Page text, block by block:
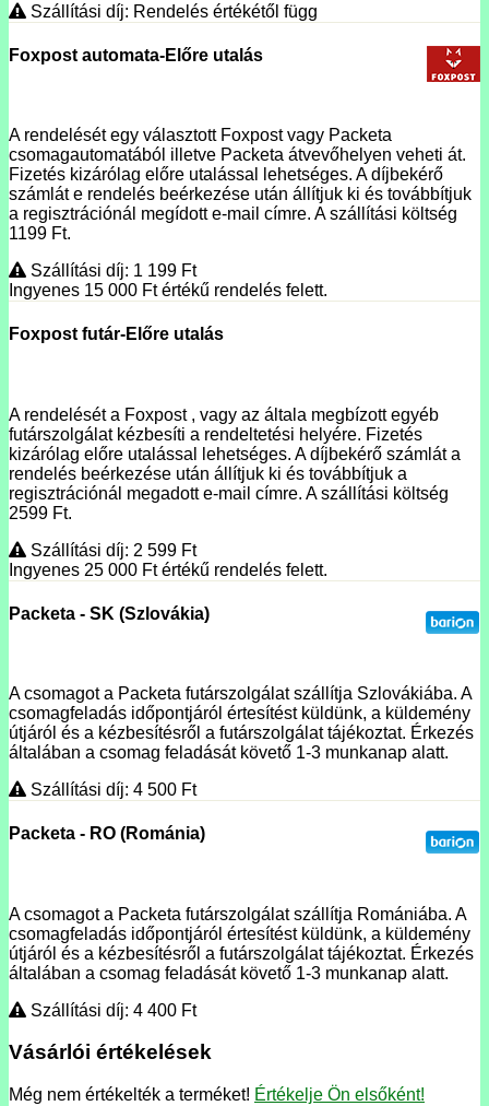
Szállítási díj: Rendelés értékétől függ
Foxpost automata-Előre utalás
A rendelését egy választott Foxpost vagy Packeta
csomagautomatából illetve Packeta átvevőhelyen veheti át.
Fizetés kizárólag előre utalással lehetséges. A díjbekérő
számlát e rendelés beérkezése után állítjuk ki és továbbítjuk
a regisztrációnál megídott e-mail címre. A szállítási költség
1199 Ft.
Szállítási díj: 1 199 Ft
Ingyenes 15 000 Ftértékű rendelés felett.
Foxpost futár-Előre utalás
A rendelését a Foxpost , vagy az általa megbízott egyéb
futárszolgálat kézbesíti a rendeltetési helyére. Fizetés
kizárólag előre utalással lehetséges. A díjbekérő számlát a
rendelés beérkezése után állítjuk ki és továbbítjuk a
regisztrációnál megadott e-mail címre. A szállítási költség
2599 Ft.
Szállítási díj: 2 599 Ft
Ingyenes 25 000 Ftértékű rendelés felett.
Packeta - SK (Szlovákia)
A csomagot a Packeta futárszolgálat szállítja Szlovákiába. A
csomagfeladás időpontjáról értesítést küldünk, a küldemény
útjáról és a kézbesítésről a futárszolgálat tájékoztat. Érkezés
általában a csomag feladását követő 1-3 munkanap alatt.
Szállítási díj: 4 500 Ft
Packeta - RO (Románia)
A csomagot a Packeta futárszolgálat szállítja Romániába. A
csomagfeladás időpontjáról értesítést küldünk, a küldemény
útjáról és a kézbesítésről a futárszolgálat tájékoztat. Érkezés
általában a csomag feladását követő 1-3 munkanap alatt.
Szállítási díj: 4 400 Ft
Vásárlói értékelések
Még nem értékelték a terméket! Értékelje Ön elsőként!